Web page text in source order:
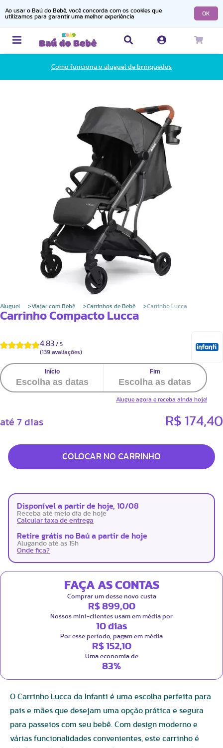
Ao usar o Baú do Bebê, você concorda com os cookies que
utilizamos para garantir uma melhor experiência
OK
Como funciona o aluguel de brinquedos
Aluguel Viajar com Bebê Carrinhos de Bebê Carrinho Lucca
Carrinho Compacto Lucca
4.83 / 5
(139 avaliações)
Alugue agora e receba ainda hoje!
até 7 dias R$ 174,40
COLOCAR NO CARRINHO
Disponível a partir de hoje, 10/08
Receba até meio dia de hoje
Calcular taxa de entrega
Retire grátis no Baú a partir de hoje
Alugando até as 15h
Onde fica?
FAÇA AS CONTAS
Comprar um desse novo custa
R$ 899,00
Nossos mini-clientes usam em média por
10 dias
Por esse período, pagam em média
R$ 152,10
Uma economia de
83%
O Carrinho Lucca da Infanti é uma escolha perfeita para
pais e mães que desejam uma opção prática e segura
para passeios com seu bebê. Com design moderno e
várias funcionalidades convenientes, este carrinho é